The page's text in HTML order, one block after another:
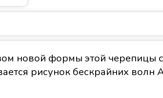
новой формы этой черепицы
рисунок бескрайних